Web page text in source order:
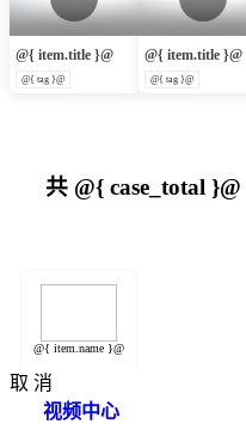
@{ item.title }@
@{ tag }@
@{ item.title }@
@{ tag }@
共 @{ case_total }@
@{ item.name }@
取 消
视频中心